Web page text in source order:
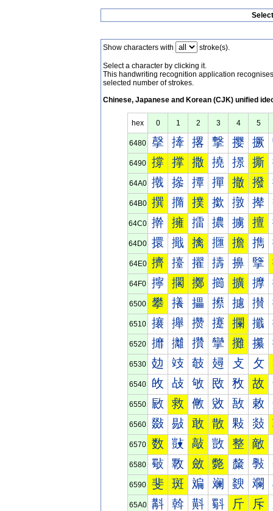
Show characters with stroke(s).
Select a character by clicking it.
This handwriting recognition application
selected number of strokes.
Chinese, Japanese and Korean (CJK) unified
hex 0 1 2 3 4 5
6480 撀 撁 撂 撃 撄 撅
6490 撐 撑 撒 撓 撔 撕
64A0 撠 撡 撢 撣 撤 撥
64B0 撰 撱 撲 撳 撴 撵
64C0 擀 擁 擂 擃 擄 擅
64D0 擐 擑 擒 擓 擔 擕
64E0 擠 擡 擢 擣 擤 擥
64F0 擰 擱 擲 擳 擴 擵
6500 攀 攁 攂 攃 攄 攅
6510 攐 攑 攒 攓 攔 攕
6520 攠 攡 攢 攣 攤 攥
6530 攰 攱 攲 攳 攴 攵
6540 敀 敁 敂 敃 敄 故
6550 敐 救 敒 敓 敔 敕
6560 敠 敡 敢 散 敤 敥
6570 数 敱 敲 敳 整 敵
6580 斀 斁 斂 斃 斄 斅
6590 斐 斑 斒 斓 斔 斕
65A0 斠 斡 斢 斣 斤 斥